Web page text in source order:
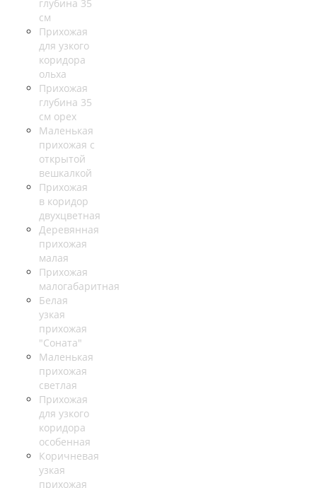
глубина 35
см
Прихожая
для узкого
коридора
ольха
Прихожая
глубина 35
см орех
Маленькая
прихожая с
открытой
вешкалкой
Прихожая
в коридор
двухцветная
Деревянная
прихожая
малая
Прихожая
малогабаритная
Белая
узкая
прихожая
"Соната"
Маленькая
прихожая
светлая
Прихожая
для узкого
коридора
особенная
Коричневая
узкая
прихожая